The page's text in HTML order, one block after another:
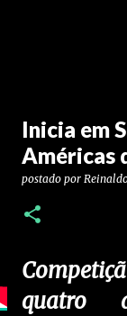
Inicia em
Américas
postado por
quatro